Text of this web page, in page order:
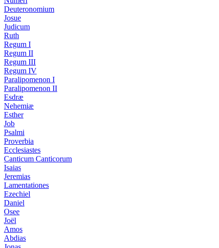
Deuteronomium
Josue
Judicum
Ruth
Regum I
Regum II
Regum III
Regum IV
Paralipomenon I
Paralipomenon II
Esdræ
Nehemiæ
Esther
Job
Psalmi
Proverbia
Ecclesiastes
Canticum Canticorum
Isaias
Jeremias
Lamentationes
Ezechiel
Daniel
Osee
Joël
Amos
Abdias